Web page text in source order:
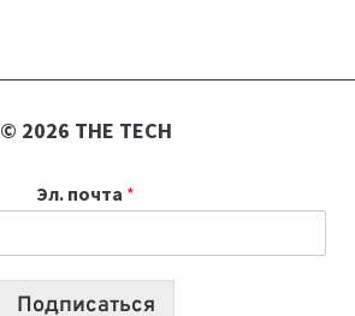
© 2026 THE TECH
Эл. почта *
Подписаться